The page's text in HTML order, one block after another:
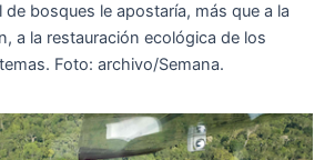
de bosques le apostaría, más que a la
a la restauración ecológica de los
Foto: archivo/Semana.